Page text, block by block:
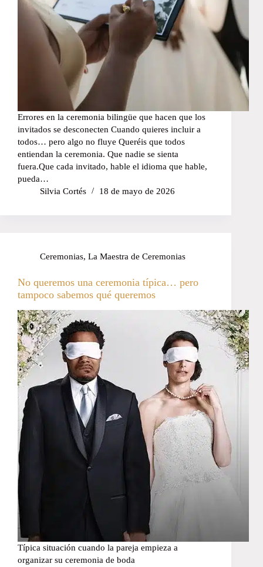
Errores en la ceremonia bilingüe que hacen que los
invitados se desconecten Cuando quieres incluir a
todos… pero algo no fluye Queréis que todos
entiendan la ceremonia. Que nadie se sienta
fuera.Que cada invitado, hable el idioma que hable,
pueda…
Silvia Cortés
18 de mayo de 2026
Ceremonias, La Maestra de Ceremonias
No queremos una ceremonia típica… pero
tampoco sabemos qué queremos
Típica situación cuando la pareja empieza a
organizar su ceremonia de boda